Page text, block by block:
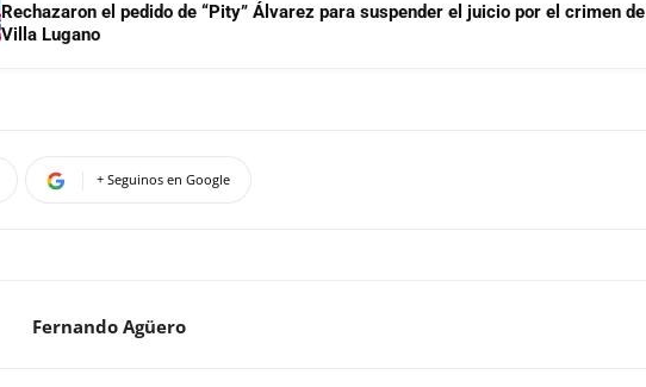
Rechazaron el pedido de “Pity” Álvarez para suspender el juicio por el crimen de
Villa Lugano
+ Seguinos en Google
Fernando Agüero